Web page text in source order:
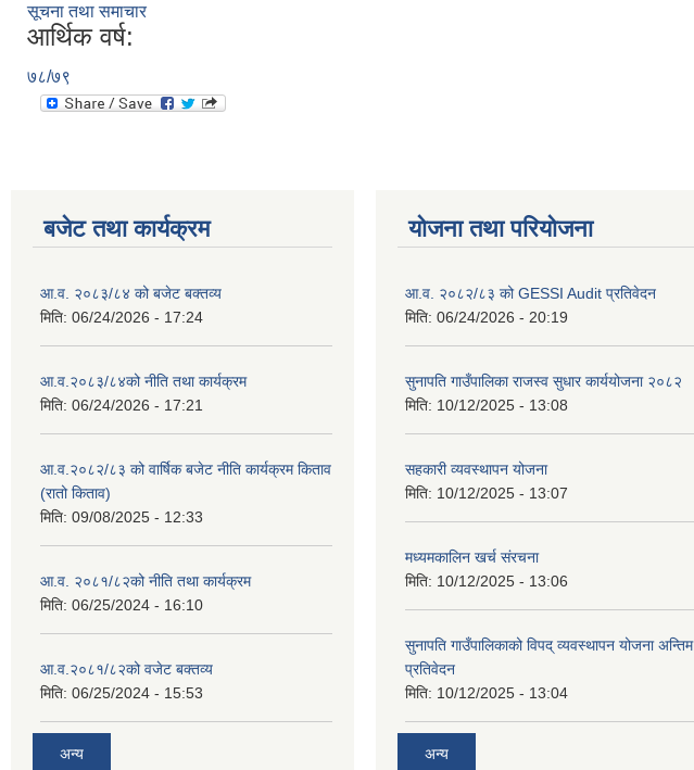
सूचना तथा समाचार
आर्थिक वर्ष:
७८/७९
बजेट तथा कार्यक्रम
आ.व. २०८३/८४ को बजेट बक्तव्य
मिति: 06/24/2026 - 17:24
आ.व.२०८३/८४को नीति तथा कार्यक्रम
मिति: 06/24/2026 - 17:21
आ.व.२०८२/८३ को वार्षिक बजेट नीति कार्यक्रम किताव
(रातो किताव)
मिति: 09/08/2025 - 12:33
आ.व. २०८१/८२को नीति तथा कार्यक्रम
मिति: 06/25/2024 - 16:10
आ.व.२०८१/८२को वजेट बक्तव्य
मिति: 06/25/2024 - 15:53
अन्य
योजना तथा परियोजना
आ.व. २०८२/८३ को GESSI Audit प्रतिवेदन
मिति: 06/24/2026 - 20:19
सुनापति गाउँपालिका राजस्व सुधार कार्ययोजना २०८२
मिति: 10/12/2025 - 13:08
सहकारी व्यवस्थापन योजना
मिति: 10/12/2025 - 13:07
मध्यमकालिन खर्च संरचना
मिति: 10/12/2025 - 13:06
सुनापति गाउँपालिकाको विपद् व्यवस्थापन योजना अन्तिम
प्रतिवेदन
मिति: 10/12/2025 - 13:04
अन्य